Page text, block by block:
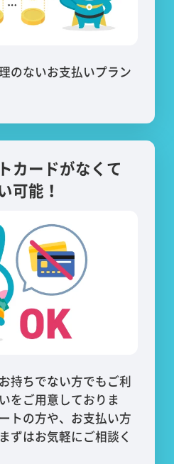
のないお支払いプラン
カードがなくて
可能！
持ちでない方でもご利
をご用意しておりま
トの方や、お支払い方
ずはお気軽にご相談く